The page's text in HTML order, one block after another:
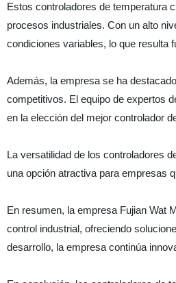
Estos controladores de temperatura
procesos industriales. Con un alto
condiciones variables, lo que resulta
Además, la empresa se ha
competitivos. El equipo de expertos
en la elección del mejor controlador
La versatilidad de los controladores
una opción atractiva para empresas
En resumen, la empresa Fujian Wat
control industrial, ofreciendo
desarrollo, la empresa continúa